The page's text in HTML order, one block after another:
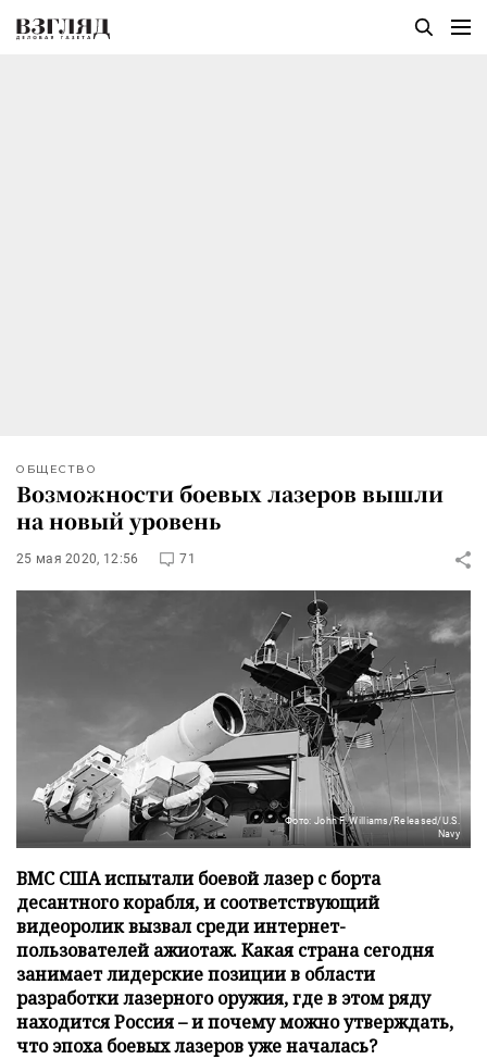
ОБЩЕСТВО
Возможности боевых лазеров вышли
на новый уровень
25 мая 2020, 12:56 71
Фото: John F. Williams/Released/U.S.
Navy
ВМС США испытали боевой лазер с борта
десантного корабля, и соответствующий
видеоролик вызвал среди интернет-
пользователей ажиотаж. Какая страна сегодня
занимает лидерские позиции в области
разработки лазерного оружия, где в этом ряду
находится Россия – и почему можно утверждать,
что эпоха боевых лазеров уже началась?